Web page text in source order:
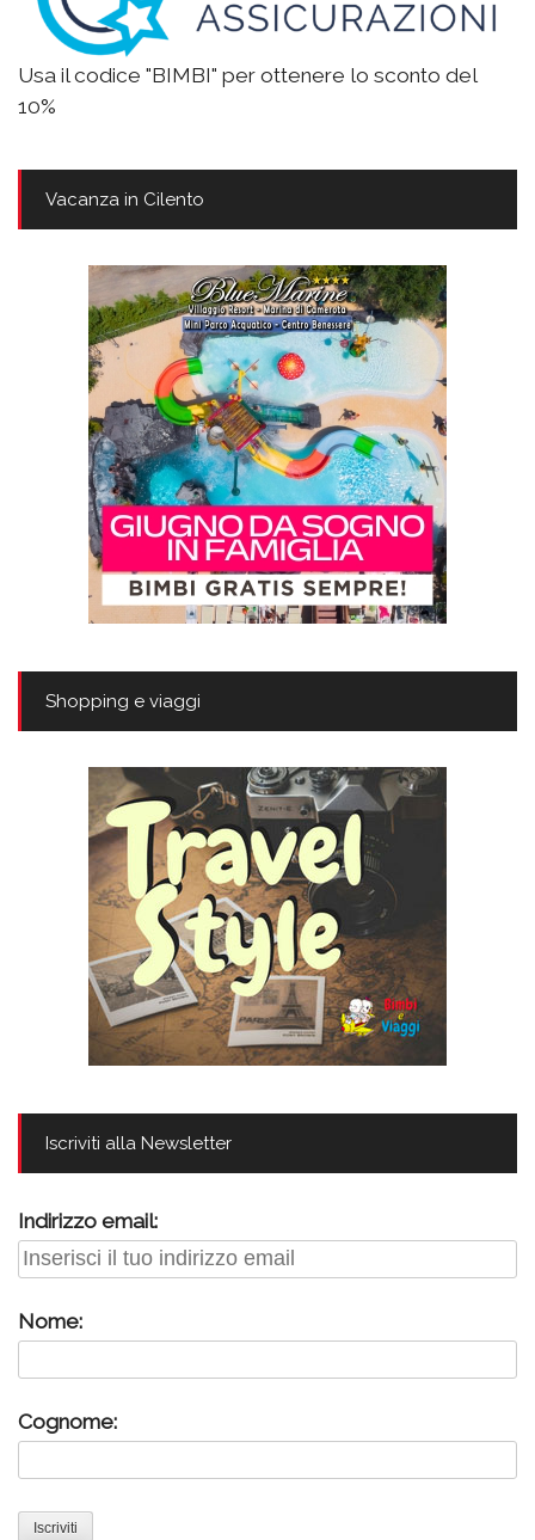
Usa il codice "BIMBI" per ottenere lo sconto del
10%
Vacanza in Cilento
Shopping e viaggi
Iscriviti alla Newsletter
Indirizzo email:
Nome:
Cognome: